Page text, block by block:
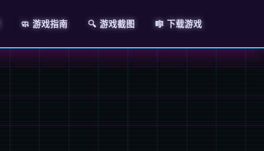
🧼 游戏指南 🔍 游戏截图 🎼 下载游戏